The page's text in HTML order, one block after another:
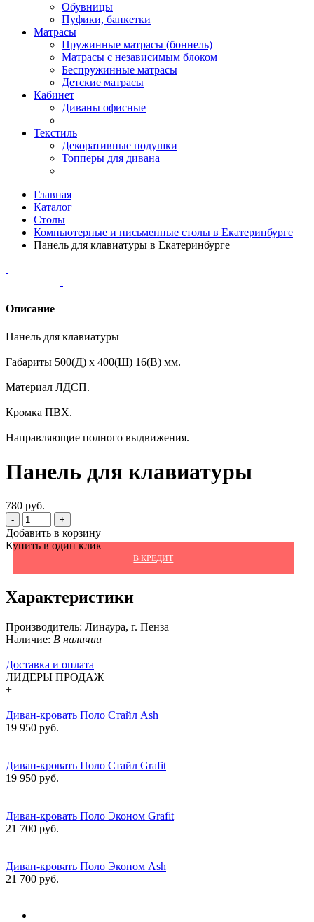
Обувницы
Пуфики, банкетки
Матрасы
Пружинные матрасы (боннель)
Матрасы с независимым блоком
Беспружинные матрасы
Детские матрасы
Кабинет
Диваны офисные
Текстиль
Декоративные подушки
Топперы для дивана
Главная
Каталог
Столы
Компьютерные и письменные столы в Екатеринбурге
Панель для клавиатуры в Екатеринбурге
Описание
Панель для клавиатуры
Габариты 500(Д) х 400(Ш) 16(В) мм.
Материал ЛДСП.
Кромка ПВХ.
Направляющие полного выдвижения.
Панель для клавиатуры
780 руб.
- +
Добавить в корзину
Купить в один клик
В КРЕДИТ
Характеристики
Производитель: Линаура, г. Пенза
Наличие: В наличии
Доставка и оплата
ЛИДЕРЫ ПРОДАЖ
+
Диван-кровать Поло Стайл Ash
19 950 руб.
Диван-кровать Поло Стайл Grafit
19 950 руб.
Диван-кровать Поло Эконом Grafit
21 700 руб.
Диван-кровать Поло Эконом Ash
21 700 руб.